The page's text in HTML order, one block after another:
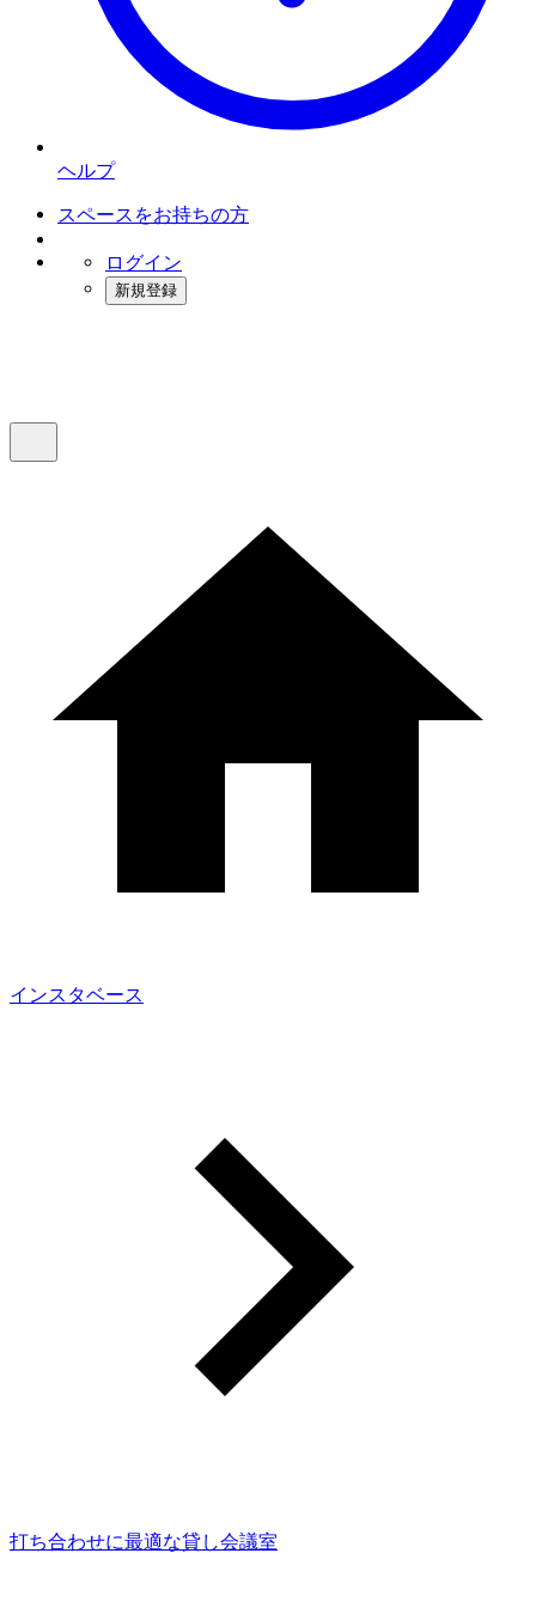
ヘルプ
スペースをお持ちの方
ログイン
新規登録
インスタベース
打ち合わせに最適な貸し会議室